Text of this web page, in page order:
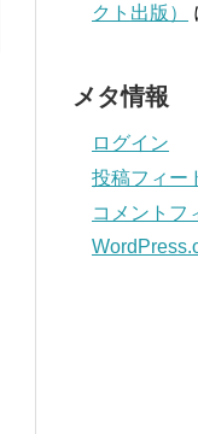
クト出版）
メタ情報
ログイン
投稿フィー
コメントフ